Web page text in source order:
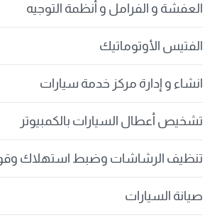
العفشة و الفرامل و أنظمة التوجيه
الفتيس الأوتوماتيك
انشاء و إدارة مركز خدمة سيارات
تشخيص أعطال السيارات بالكمبيوتر
تنظيف الرشاشات وضبط استهلاك
صيانة السيارات